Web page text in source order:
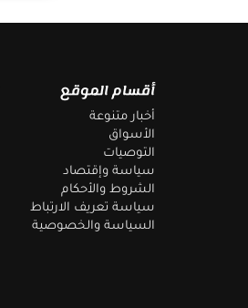
أقسام الموقع
أخبار متنوعة
الأسواق
التوصيات
سياسة وإقتصاد
الشروط والأحكام
سياسة تعريف الارتباط
السياسة والخصوصية